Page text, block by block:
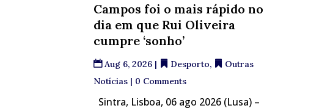
Campos foi o mais rápido no
dia em que Rui Oliveira
cumpre ‘sonho’
Aug 6, 2026 | Desporto,
Outras
Notícias | 0 Comments
Sintra, Lisboa, 06 ago 2026 (Lusa) –